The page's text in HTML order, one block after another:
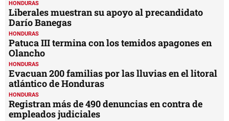
HONDURAS
Liberales muestran su apoyo al precandidato
Darío Banegas
HONDURAS
Patuca III termina con los temidos apagones en
Olancho
HONDURAS
Evacuan 200 familias por las lluvias en el litoral
atlántico de Honduras
HONDURAS
Registran más de 490 denuncias en contra de
empleados judiciales